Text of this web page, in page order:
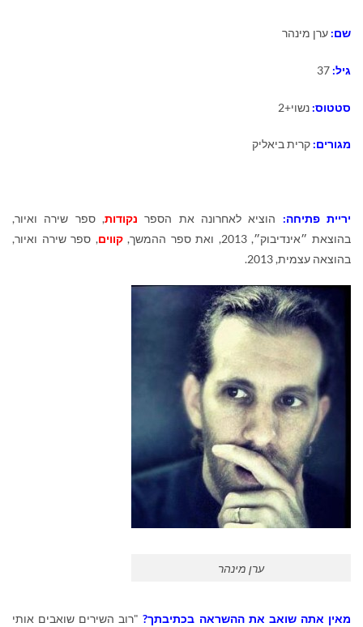
שם: ערן מינהר
גיל:
סטטוס: נשוי+2
מגורים: קרית ביאליק
יריית פתיחה: הוציא לאחרונה את הספר נקודות, ספר שירה ואיור,
בהוצאת ״אינדיבוק״, 2013, ואת ספר ההמשך,
קווים, ספר שירה ואיור,
בהוצאה עצמית, 2013.
ערן מינהר
מאין אתה שואב את ההשראה בכתיבתך?"רוב השירים שואבים אותי